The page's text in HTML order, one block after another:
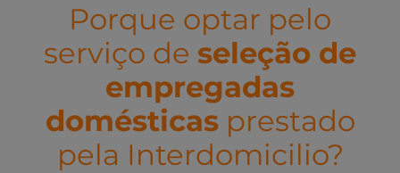
Porque optar pelo
serviço de seleção de
empregadas
domésticasprestado
pela Interdomicilio?